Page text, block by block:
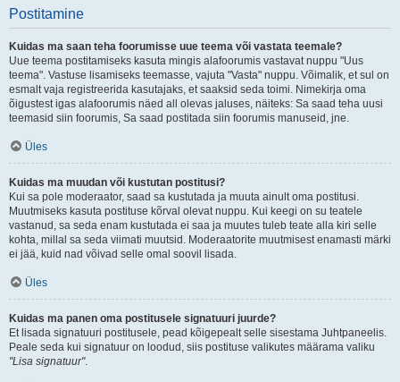
Postitamine
Kuidas ma saan teha foorumisse uue teema või vastata teemale?
Uue teema postitamiseks kasuta mingis alafoorumis vastavat nuppu "Uus
teema". Vastuse lisamiseks teemasse, vajuta "Vasta" nuppu. Võimalik, et sul on
esmalt vaja registreerida kasutajaks, et saaksid seda toimi. Nimekirja oma
õigustest igas alafoorumis näed all olevas jaluses, näiteks: Sa saad teha uusi
teemasid siin foorumis, Sa saad postitada siin foorumis manuseid, jne.
Üles
Kuidas ma muudan või kustutan postitusi?
Kui sa pole moderaator, saad sa kustutada ja muuta ainult oma postitusi.
Muutmiseks kasuta postituse kõrval olevat nuppu. Kui keegi on su teatele
vastanud, sa seda enam kustutada ei saa ja muutes tuleb teate alla kiri selle
kohta, millal sa seda viimati muutsid. Moderaatorite muutmisest enamasti märki
ei jää, kuid nad võivad selle omal soovil lisada.
Üles
Kuidas ma panen oma postitusele signatuuri juurde?
Et lisada signatuuri postitusele, pead kõigepealt selle sisestama Juhtpaneelis.
Peale seda kui signatuur on loodud, siis postituse valikutes määrama valiku
"Lisa signatuur".